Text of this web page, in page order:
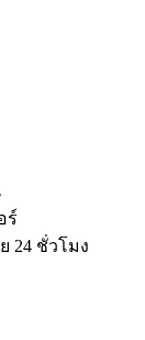
ร์
24 ชั่วโมง